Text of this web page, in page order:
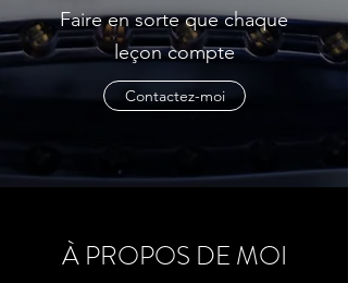
Faire en sorte que chaque
leçon compte
Contactez-moi
À PROPOS DE MOI